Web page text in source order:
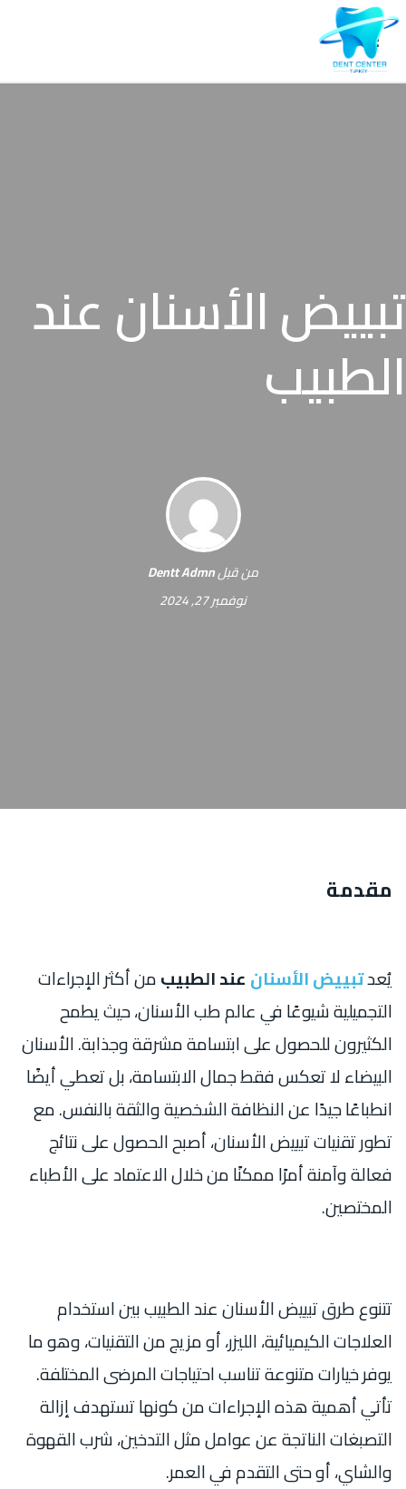
تبييض الأسنان عند
الطبيب
من قبلDentt Admn
نوفمبر 27, 2024
مقدمة
يُعدتبييض الأسنانعند الطبيبمن أكثر الإجراءات
التجميلية شيوعًا في عالم طب الأسنان، حيث يطمح
الكثيرون للحصول على ابتسامة مشرقة وجذابة. الأسنان
البيضاء لا تعكس فقط جمال الابتسامة، بل تعطي أيضًا
انطباعًا جيدًا عن النظافة الشخصية والثقة بالنفس. مع
تطور تقنيات تبييض الأسنان، أصبح الحصول على نتائج
فعالة وآمنة أمرًا ممكنًا من خلال الاعتماد على الأطباء
المختصين.
تتنوع طرق تبييض الأسنان عند الطبيببين استخدام
العلاجات الكيميائية، الليزر، أو مزيج من التقنيات، وهو ما
يوفر خيارات متنوعة تناسب احتياجات المرضى المختلفة.
تأتي أهمية هذه الإجراءات من كونها تستهدف إزالة
التصبغات الناتجة عن عوامل مثل التدخين، شرب القهوة
والشاي، أو حتى التقدم في العمر.